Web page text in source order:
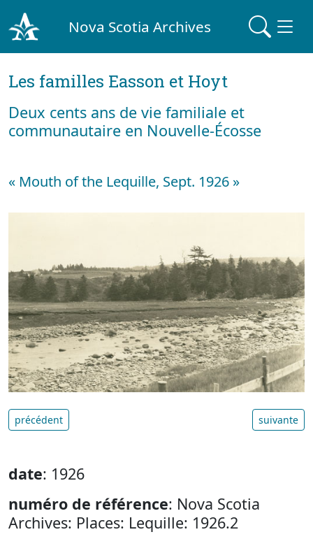
Nova Scotia Archives
Les familles Easson et Hoyt
Deux cents ans de vie familiale et
communautaire en Nouvelle-Écosse
« Mouth of the Lequille, Sept. 1926 »
précédent suivante
date: 1926
numéro de référence: Nova Scotia
Archives: Places: Lequille: 1926.2